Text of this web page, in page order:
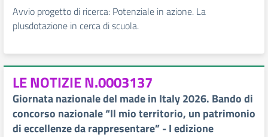
Avvio progetto di ricerca: Potenziale in azione. La
plusdotazione in cerca di scuola.
LE NOTIZIE N.0003137
Giornata nazionale del made in Italy 2026. Bando di
concorso nazionale “Il mio territorio, un patrimonio
di eccellenze da rappresentare” - I edizione